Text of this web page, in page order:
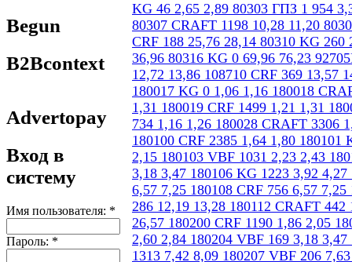
Begun
B2Bcontext
Advertopay
Вход в
систему
Имя пользователя: *
Пароль: *